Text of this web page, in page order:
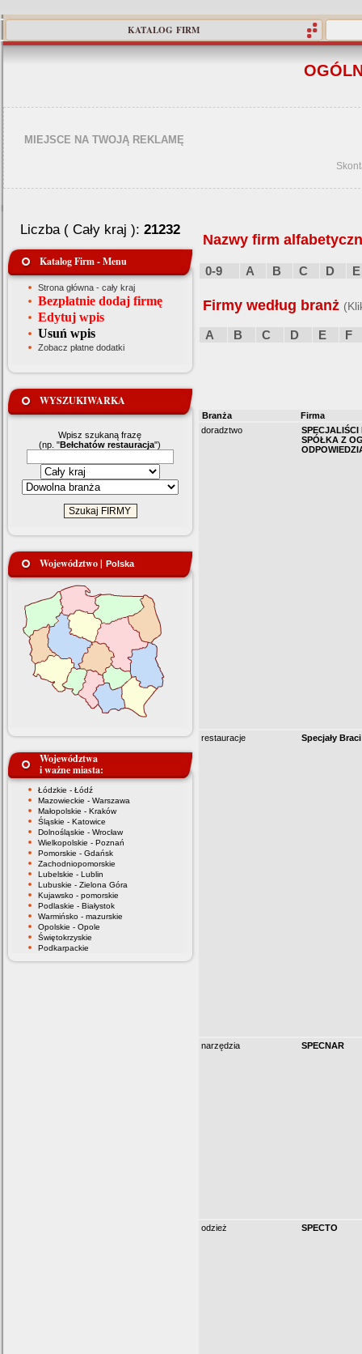
KATALOG FIRM
MIEJSCE NA TWOJĄ REKLAMĘ
Liczba ( Cały kraj ): 21232
Katalog Firm - Menu
Strona główna - cały kraj
Bezpłatnie dodaj firmę
Edytuj wpis
Usuń wpis
Zobacz płatne dodatki
WYSZUKIWARKA
Wpisz szukaną frazę
(np. "Bełchatów restauracja")
Województwo | Polska
Województwa
i ważne miasta:
Łódzkie - Łódź
Mazowieckie - Warszawa
Małopolskie - Kraków
Śląskie - Katowice
Dolnośląskie - Wrocław
Wielkopolskie - Poznań
Pomorskie - Gdańsk
Zachodniopomorskie
Lubelskie - Lublin
Lubuskie - Zielona Góra
Kujawsko - pomorskie
Podlaskie - Białystok
Warmińsko - mazurskie
Opolskie - Opole
Świętokrzyskie
Podkarpackie
Nazwy firm
0-9 A B C D E
Firmy według branż
A B C D E F
Branża
Firma
doradztwo
SPECJALIŚCI
SPÓŁKA Z
restauracje Specjały
narzędzia SPECNAR
odzież SPECTO